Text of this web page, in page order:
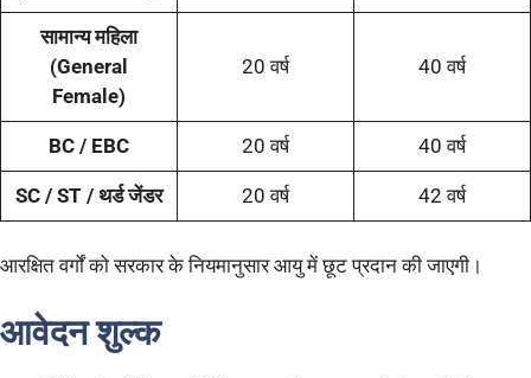
सामान्य महिला
(General
Female)
20 वर्ष 40 वर्ष
BC / EBC 20 वर्ष 40 वर्ष
SC / ST / थर्ड जेंडर 20 वर्ष 42 वर्ष
आरक्षित वर्गों को सरकार के नियमानुसार आयु में छूट प्रदान की जाएगी।
आवेदन शुल्क